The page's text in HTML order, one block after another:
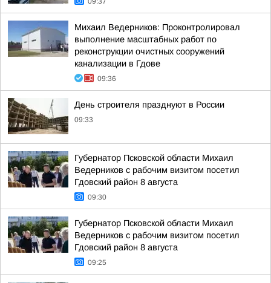
Михаил Ведерников: Проконтролировал
выполнение масштабных работ по
реконструкции очистных сооружений
канализации в Гдове
09:36
День строителя празднуют в России
09:33
Губернатор Псковской области Михаил
Ведерников с рабочим визитом посетил
Гдовский район 8 августа
09:30
Губернатор Псковской области Михаил
Ведерников с рабочим визитом посетил
Гдовский район 8 августа
09:25